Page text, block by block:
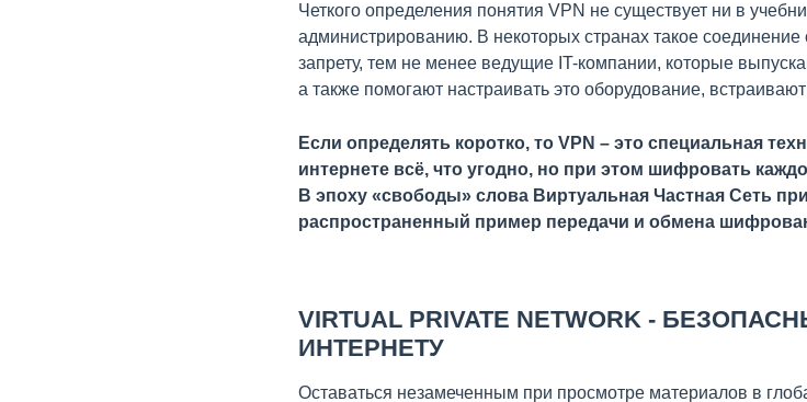
Четкого определения понятия VPN не существует ни в
администрированию. В некоторых странах такое соединение
запрету, тем не менее ведущие IT-компании, которые
а также помогают настраивать это оборудование,
Если определять коротко, то VPN – это специальная
интернете всё, что угодно, но при этом шифровать
В эпоху «свободы» слова Виртуальная Частная Сеть
распространенный пример передачи и обмена
VIRTUAL PRIVATE NETWORK -
ИНТЕРНЕТУ
Оставаться незамеченным при просмотре материалов в